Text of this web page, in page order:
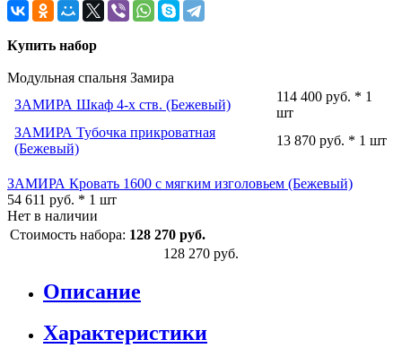
Купить набор
Модульная спальня Замира
ЗАМИРА Шкаф 4-х ств. (Бежевый)
114 400 руб. * 1
шт
ЗАМИРА Тубочка прикроватная
(Бежевый)
13 870 руб. * 1 шт
ЗАМИРА Кровать 1600 с мягким изголовьем (Бежевый)
54 611 руб. * 1 шт
Нет в наличии
Стоимость набора: 128 270 руб.
128 270 руб.
Описание
Характеристики